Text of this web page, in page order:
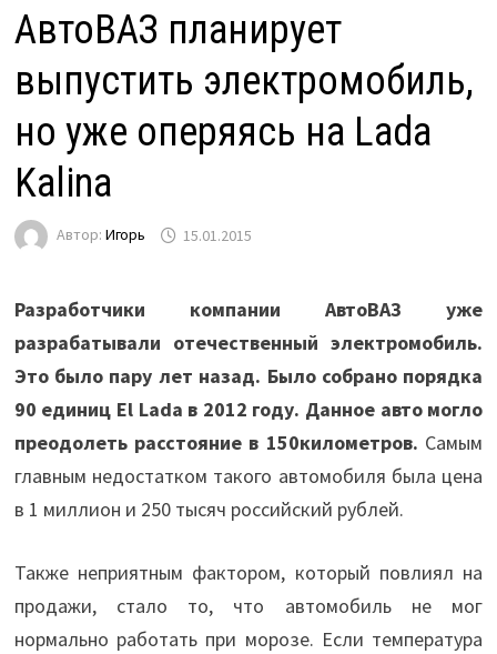
АвтоВАЗ планирует
выпустить электромобиль,
но уже оперяясь на Lada
Kalina
Автор: Игорь 15.01.2015
Разработчики компании АвтоВАЗ уже
разрабатывали отечественный электромобиль.
Это было пару лет назад. Было собрано порядка
90 единиц El Lada в 2012 году. Данное авто могло
преодолеть расстояние в 150километров. Самым
главным недостатком такого автомобиля была цена
в 1 миллион и 250 тысяч российский рублей.
Также неприятным фактором, который повлиял на
продажи, стало то, что автомобиль не мог
нормально работать при морозе. Если температура